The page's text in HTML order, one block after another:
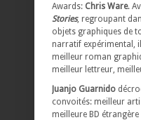
Awards: Chris Ware.
Stories, regroupant
objets graphiques de
narratif expérimental,
meilleur roman
meilleur lettreur,
Juanjo Guarnido
convoités: meilleur
meilleure BD